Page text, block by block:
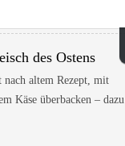
des Ostens
nach altem Rezept, mit
Käse überbacken – dazu